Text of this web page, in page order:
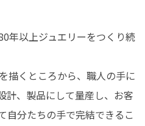
年以上ジュエリーをつくり続
描くところから、職人の手に
計、製品にして量産し、お客
自分たちの手で完結できるこ